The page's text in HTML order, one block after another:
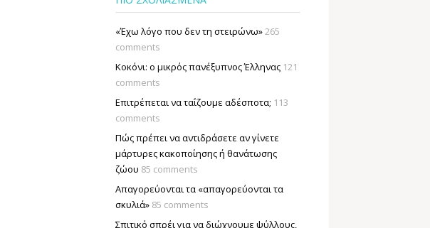
«Έχω λόγο που δεν τη στειρώνω»265
comments
Κοκόνι: ο μικρός πανέξυπνος Έλληνας 121
comments
Επιτρέπεται να ταΐζουµε αδέσποτα; 113
comments
Πώς πρέπει να αντιδράσετε αν γίνετε
μάρτυρες κακοποίησης ή θανάτωσης
ζώου 85 comments
Απαγορεύονται τα «απαγορεύονται τα
σκυλιά» 85 comments
Σπιτικό σπρέι για να διώχνουμε ψύλλους,